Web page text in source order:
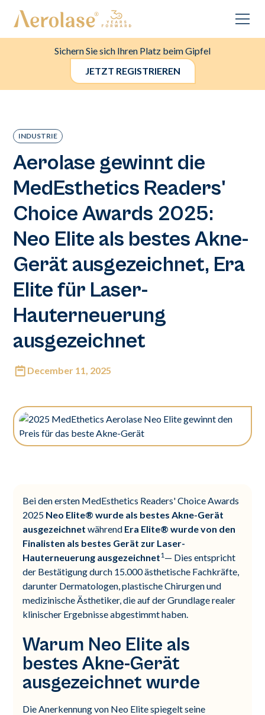
Sichern Sie sich Ihren Platz beim Gipfel
JETZT REGISTRIEREN
INDUSTRIE
Aerolase gewinnt die
MedEsthetics Readers'
Choice Awards 2025:
Neo Elite als bestes Akne-
Gerät ausgezeichnet, Era
Elite für Laser-
Hauterneuerung
ausgezeichnet
December 11, 2025
Bei den ersten MedEsthetics Readers' Choice Awards
2025 Neo Elite® wurde als bestes Akne-Gerät
ausgezeichnet während Era Elite® wurde von den
Finalisten als bestes Gerät zur Laser-
Hauterneuerung ausgezeichnet1— Dies entspricht
der Bestätigung durch 15.000 ästhetische Fachkräfte,
darunter Dermatologen, plastische Chirurgen und
medizinische Ästhetiker, die auf der Grundlage realer
klinischer Ergebnisse abgestimmt haben.
Warum Neo Elite als
bestes Akne-Gerät
ausgezeichnet wurde
Die Anerkennung von Neo Elite spiegelt seine